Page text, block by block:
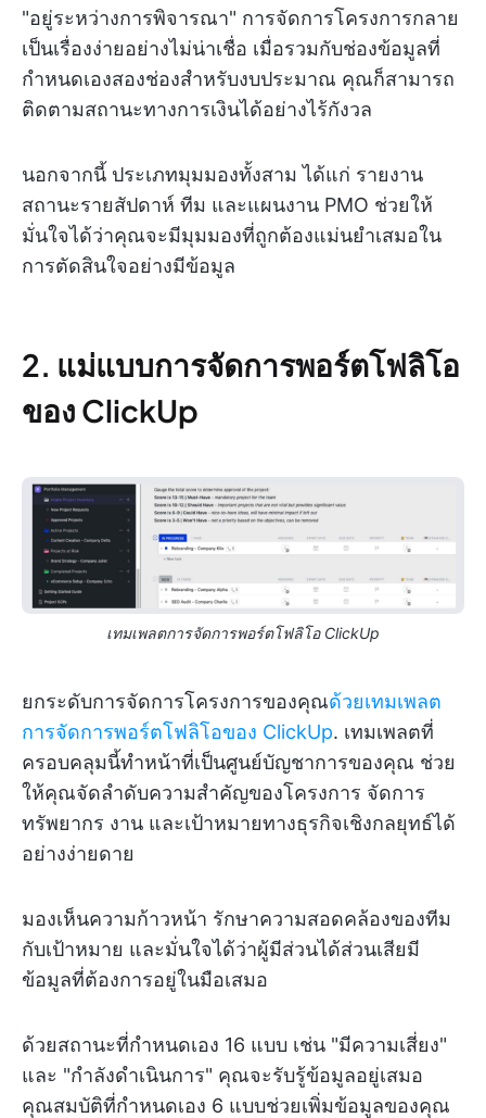
"อยู่ระหว่างการพิจารณา" การจัดการโครงการกลาย
เป็นเรื่องง่ายอย่างไม่น่าเชื่อ เมื่อรวมกับช่องข้อมูลที่
กำหนดเองสองช่องสำหรับงบประมาณ คุณก็สามารถ
ติดตามสถานะทางการเงินได้อย่างไร้กังวล
นอกจากนี้ ประเภทมุมมองทั้งสาม ได้แก่ รายงาน
สถานะรายสัปดาห์ ทีม และแผนงาน PMO ช่วยให้
มั่นใจได้ว่าคุณจะมีมุมมองที่ถูกต้องแม่นยำเสมอใน
การตัดสินใจอย่างมีข้อมูล
2. แม่แบบการจัดการพอร์ตโฟลิโอ
ของ ClickUp
เทมเพลตการจัดการพอร์ตโฟลิโอ ClickUp
ยกระดับการจัดการโครงการของคุณด้วยเทมเพลต
การจัดการพอร์ตโฟลิโอของ ClickUp. เทมเพลตที่
ครอบคลุมนี้ทำหน้าที่เป็นศูนย์บัญชาการของคุณ ช่วย
ให้คุณจัดลำดับความสำคัญของโครงการ จัดการ
ทรัพยากร งาน และเป้าหมายทางธุรกิจเชิงกลยุทธ์ได้
อย่างง่ายดาย
มองเห็นความก้าวหน้า รักษาความสอดคล้องของทีม
กับเป้าหมาย และมั่นใจได้ว่าผู้มีส่วนได้ส่วนเสียมี
ข้อมูลที่ต้องการอยู่ในมือเสมอ
ด้วยสถานะที่กำหนดเอง 16 แบบ เช่น "มีความเสี่ยง"
และ "กำลังดำเนินการ" คุณจะรับรู้ข้อมูลอยู่เสมอ
คุณสมบัติที่กำหนดเอง 6 แบบช่วยเพิ่มข้อมูลของคุณ